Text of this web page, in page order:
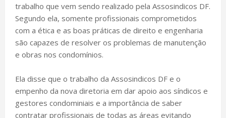
trabalho que vem sendo realizado pela Assosindicos DF.
Segundo ela, somente profissionais comprometidos
com a ética e as boas práticas de direito e engenharia
são capazes de resolver os problemas de manutenção
e obras nos condomínios.
Ela disse que o trabalho da Assosindicos DF e o
empenho da nova diretoria em dar apoio aos síndicos e
gestores condominiais e a importância de saber
contratar profissionais de todas as áreas evitando